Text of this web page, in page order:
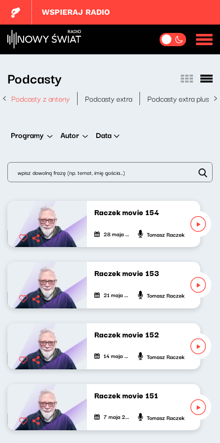
WSPIERAJ RADIO
Podcasty
Podcasty z anteny Podcasty extra Podcasty extra plus
Programy Autor Data
Raczek movie 154
28 maja 2023 Tomasz Raczek
Raczek movie 153
21 maja 2023 Tomasz Raczek
Raczek movie 152
14 maja 2023 Tomasz Raczek
Raczek movie 151
7 maja 2023 Tomasz Raczek